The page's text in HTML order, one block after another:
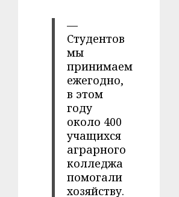
—
Студентов
мы
принимаем
ежегодно,
в этом
году
около 400
учащихся
аграрного
колледжа
помогали
хозяйству.